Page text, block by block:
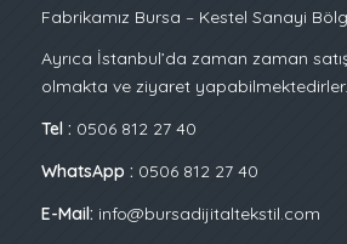
Fabrikamız Bursa – Kestel Sanayi
Ayrıca İstanbul’da zaman zaman
olmakta ve ziyaret yapabilmektedirler.
Tel : 0506 812 27 40
WhatsApp : 0506 812 27 40
E-Mail: info@bursadijitaltekstil.com